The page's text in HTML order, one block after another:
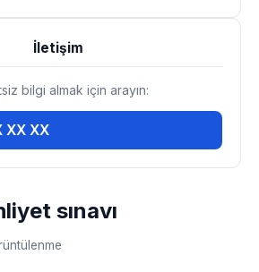
sınavı
İletişim
bilgi almak için arayın:
XX XX